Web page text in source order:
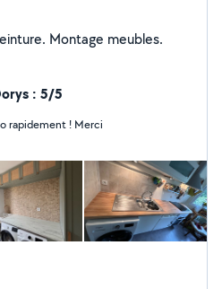
Montage meubles.
: 5/5
rapidement ! Merci